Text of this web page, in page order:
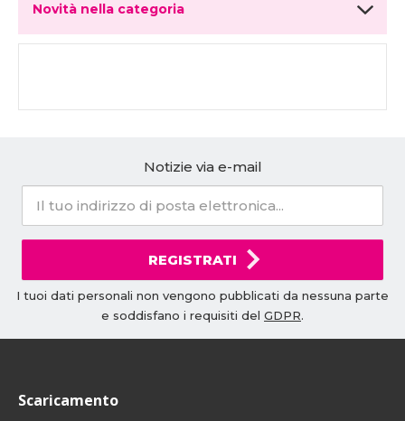
Novità nella categoria
Notizie via e-mail
REGISTRATI
I tuoi dati personali non vengono pubblicati da nessuna parte
e soddisfano i requisiti del GDPR.
Scaricamento